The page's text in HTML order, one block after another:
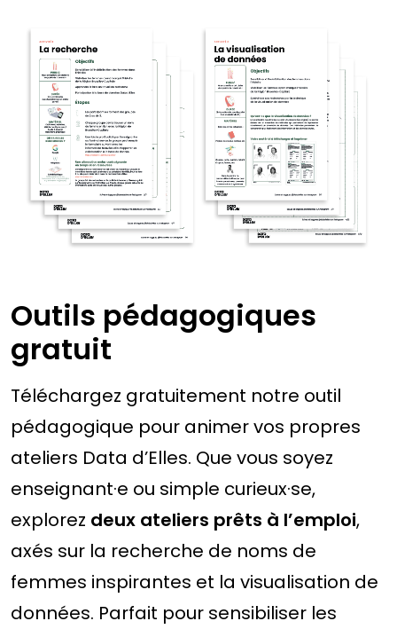
Outils pédagogiques
gratuit
Téléchargez gratuitement notre outil
pédagogique pour animer vos propres
ateliers Data d’Elles. Que vous soyez
enseignant·e ou simple curieux·se,
explorez deux ateliers prêts à l’emploi,
axés sur la recherche de noms de
femmes inspirantes et la visualisation de
données. Parfait pour sensibiliser les